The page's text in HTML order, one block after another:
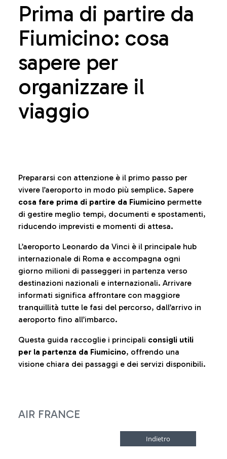
Prima di partire da
Fiumicino: cosa
sapere per
organizzare il
viaggio
Prepararsi con attenzione è il primo passo per
vivere l’aeroporto in modo più semplice. Sapere
cosa fare prima di partire da Fiumicino permette
di gestire meglio tempi, documenti e spostamenti,
riducendo imprevisti e momenti di attesa.
L’aeroporto Leonardo da Vinci è il principale hub
internazionale di Roma e accompagna ogni
giorno milioni di passeggeri in partenza verso
destinazioni nazionali e internazionali. Arrivare
informati significa affrontare con maggiore
tranquillità tutte le fasi del percorso, dall’arrivo in
aeroporto fino all’imbarco.
Questa guida raccoglie i principali consigli utili
per la partenza da Fiumicino, offrendo una
visione chiara dei passaggi e dei servizi disponibili.
AIR FRANCE